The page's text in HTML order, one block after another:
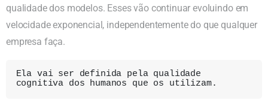
qualidade dos modelos. Esses vão continuar evoluindo em
velocidade exponencial, independentemente do que qualquer
empresa faça.
Ela vai ser definida pela qualidade
cognitiva dos humanos que os utilizam.